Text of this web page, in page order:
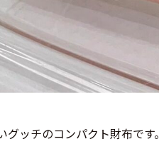
ッチのコンパクト財布です。